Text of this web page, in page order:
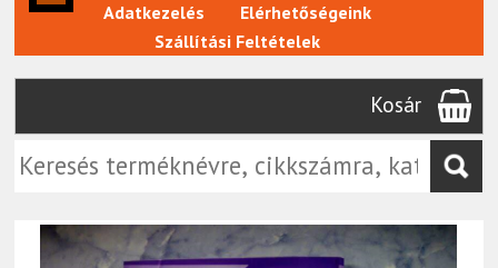
Adatkezelés
Elérhetőségeink
Szállítási Feltételek
Kosár